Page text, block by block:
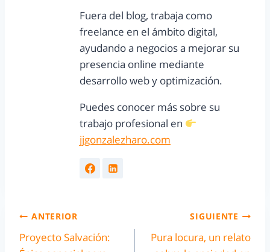
Fuera del blog, trabaja como
freelance en el ámbito digital,
ayudando a negocios a mejorar su
presencia online mediante
desarrollo web y optimización.
Puedes conocer más sobre su
trabajo profesional en
jjgonzalezharo.com
ANTERIOR
Proyecto Salvación:
SIGUIENTE
Pura locura, un relato